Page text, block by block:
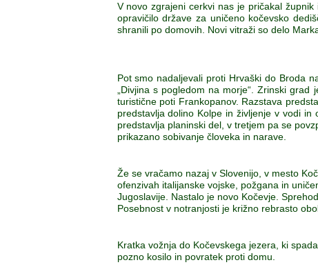
V novo zgrajeni cerkvi nas je pričakal
opravičilo države za uničeno kočevsko
shranili po domovih. Novi vitraži so delo
Pot smo nadaljevali proti Hrvaški do Broda
„Divjina s pogledom na morje“. Zrinski
turistične poti Frankopanov. Razstava
predstavlja dolino Kolpe in življenje v vodi
predstavlja planinski del, v tretjem pa se
prikazano sobivanje človeka in narave.
Že se vračamo nazaj v Slovenijo, v mesto
ofenzivah italijanske vojske, požgana in
Jugoslavije. Nastalo je novo Kočevje.
Posebnost v notranjosti je križno rebrasto
Kratka vožnja do Kočevskega jezera, ki
pozno kosilo in povratek proti domu.